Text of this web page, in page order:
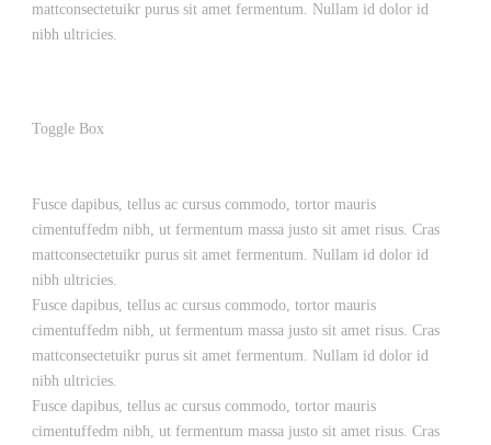
mattconsectetuikr purus sit amet fermentum. Nullam id dolor id
nibh ultricies.
Toggle Box
Fusce dapibus, tellus ac cursus commodo, tortor mauris
cimentuffedm nibh, ut fermentum massa justo sit amet risus. Cras
mattconsectetuikr purus sit amet fermentum. Nullam id dolor id
nibh ultricies.
Fusce dapibus, tellus ac cursus commodo, tortor mauris
cimentuffedm nibh, ut fermentum massa justo sit amet risus. Cras
mattconsectetuikr purus sit amet fermentum. Nullam id dolor id
nibh ultricies.
Fusce dapibus, tellus ac cursus commodo, tortor mauris
cimentuffedm nibh, ut fermentum massa justo sit amet risus. Cras